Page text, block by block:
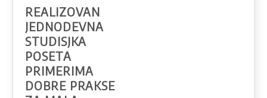
REALIZOVAN
JEDNODEVNA
STUDISJKA
POSETA
PRIMERIMA
DOBRE PRAKSE